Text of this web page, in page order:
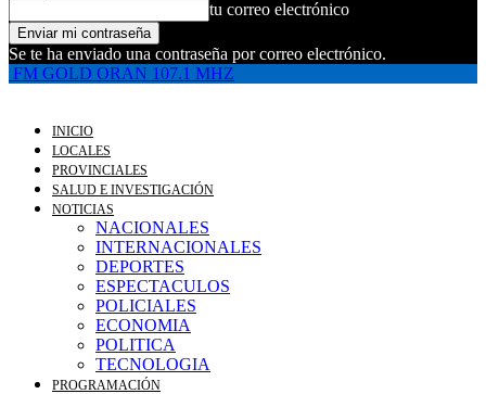
tu correo electrónico
Se te ha enviado una contraseña por correo electrónico.
FM GOLD ORAN 107.1 MHZ
INICIO
LOCALES
PROVINCIALES
SALUD E INVESTIGACIÓN
NOTICIAS
NACIONALES
INTERNACIONALES
DEPORTES
ESPECTACULOS
POLICIALES
ECONOMIA
POLITICA
TECNOLOGIA
PROGRAMACIÓN